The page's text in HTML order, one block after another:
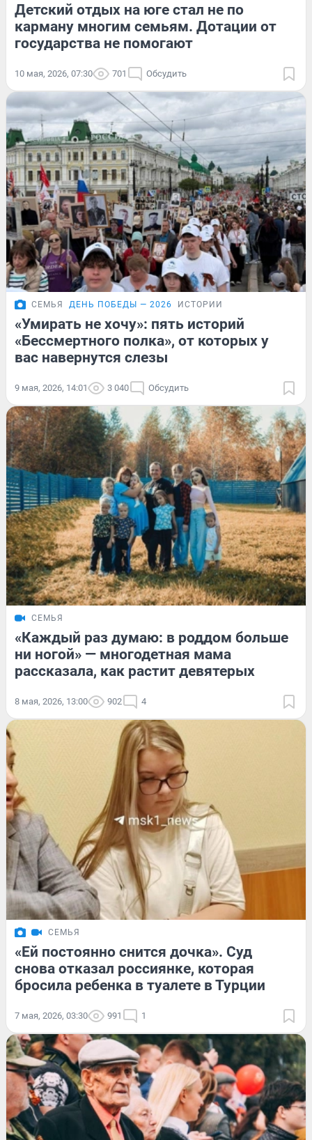
Детский отдых на юге стал не по
карману многим семьям. Дотации от
государства не помогают
10 мая, 2026, 07:30 701 Обсудить
СЕМЬЯ ДЕНЬ ПОБЕДЫ — 2026 ИСТОРИИ
«Умирать не хочу»: пять историй
«Бессмертного полка», от которых у
вас навернутся слезы
9 мая, 2026, 14:01 3 040 Обсудить
СЕМЬЯ
«Каждый раз думаю: в роддом больше
ни ногой» — многодетная мама
рассказала, как растит девятерых
8 мая, 2026, 13:00 902 4
СЕМЬЯ
«Ей постоянно снится дочка». Суд
снова отказал россиянке, которая
бросила ребенка в туалете в Турции
7 мая, 2026, 03:30 991 1